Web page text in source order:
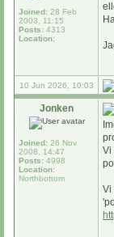
Joined: 28 Feb
2003, 11:15
Posts: 4313
Location:
10 Jun 2026, 10:03
Jonken
Joined: 26 Nov
2008, 14:47
Posts: 4998
Location:
Northbottom
Vi
Vi